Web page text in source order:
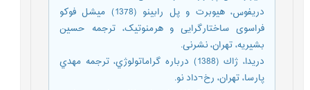
دریفوس، هیوبرت و پل رابینو (1378) میشل فوکو
فراسوی ساختارگرایی و هرمنوتیک، ترجمه حسین
بشیریه، تهران، نشرنی.
دريدا، ژاك (1388) درباره گراماتولوژي، ترجمه مهدي
پارسا، تهران، رخ¬داد نو.